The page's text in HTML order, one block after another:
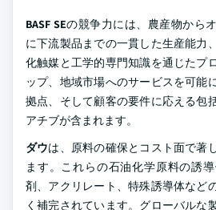
BASF SEの競争力には、農産物から
に下流製品までの一貫した生産能力
化触媒と工学的専門知識を通じたプ
ップ、地域市場へのサービスを可能
拠点、そして顧客の要件に応える包
アチブが含まれます。
ダウは、原料の確保とコスト面で著
ます。これらの石油化学原料の誘
剤、アクリレート、特殊誘導体など
く補完されています。グローバルな